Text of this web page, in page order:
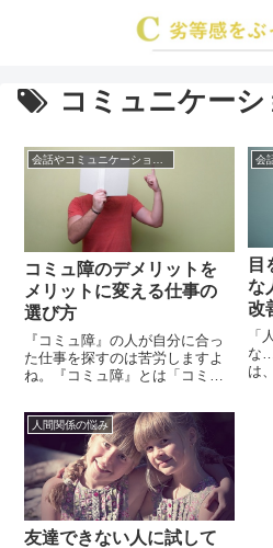
コミュニケーシ
会話やコミュニケーションの悩み
コミュ障のデメリットを
メリットに変える仕事の
選び方
『コミュ障』の人が自分に合っ
た仕事を探すのは苦労しますよ
ね。『コミュ障』とは「コミュ
りの人との会話や雑談に苦痛を
感じたり、強い苦手意識を持っ
ている方の事を言います。仕事
をしていく上で「人間関係」は
非常に重要で、コミュ障でなく
とも「仕事内容は好きだったの
に、人間関係が合わなくて退職
してしまった...
目
な
改
「
な
は
人間関係の悩み
友達できない人に試して